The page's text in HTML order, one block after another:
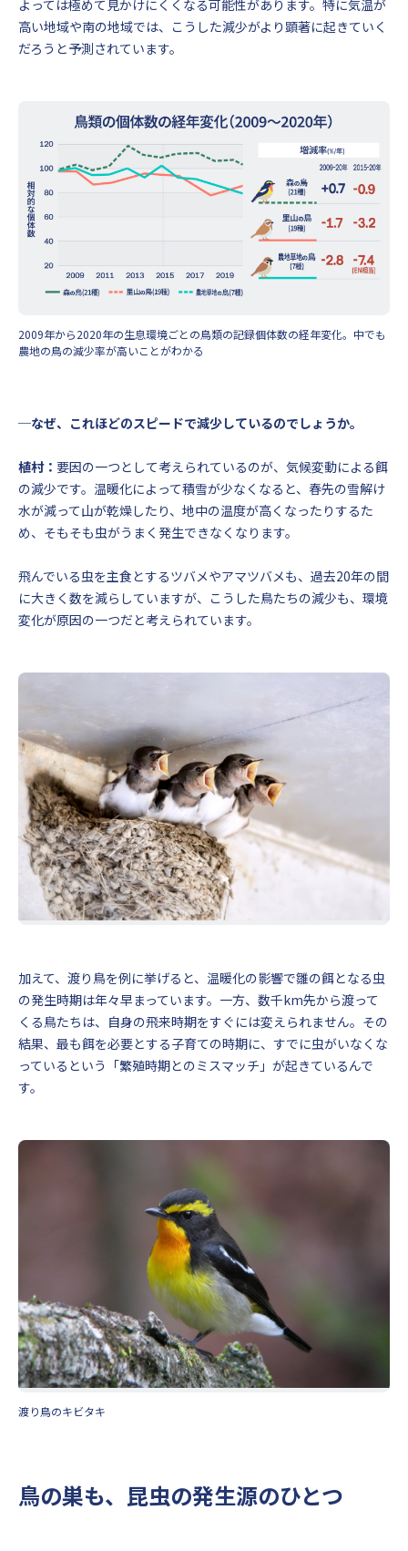
よっては極めて見かけにくくなる可能性があります。特に気温が
高い地域や南の地域では、こうした減少がより顕著に起きていく
だろうと予測されています。
2009年から2020年の生息環境ごとの鳥類の記録個体数の経年変化。中でも
農地の鳥の減少率が高いことがわかる
─なぜ、これほどのスピードで減少しているのでしょうか。
植村： 要因の一つとして考えられているのが、気候変動による餌
の減少です。温暖化によって積雪が少なくなると、春先の雪解け
水が減って山が乾燥したり、地中の温度が高くなったりするた
め、そもそも虫がうまく発生できなくなります。
飛んでいる虫を主食とするツバメやアマツバメも、過去20年の間
に大きく数を減らしていますが、こうした鳥たちの減少も、環境
変化が原因の一つだと考えられています。
加えて、渡り鳥を例に挙げると、温暖化の影響で雛の餌となる虫
の発生時期は年々早まっています。一方、数千km先から渡って
くる鳥たちは、自身の飛来時期をすぐには変えられません。その
結果、最も餌を必要とする子育ての時期に、すでに虫がいなくな
っているという「繁殖時期とのミスマッチ」が起きているんで
す。
渡り鳥のキビタキ
鳥の巣も、昆虫の発生源のひとつ